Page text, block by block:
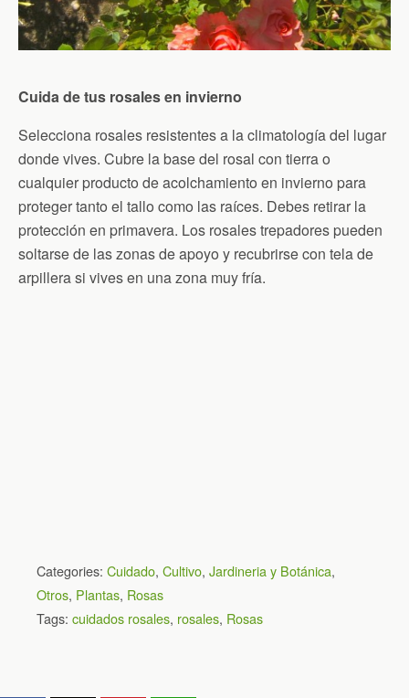
Cuida de tus rosales en invierno
Selecciona rosales resistentes a la climatología del lugar
donde vives. Cubre la base del rosal con tierra o
cualquier producto de acolchamiento en invierno para
proteger tanto el tallo como las raíces. Debes retirar la
protección en primavera. Los rosales trepadores pueden
soltarse de las zonas de apoyo y recubrirse con tela de
arpillera si vives en una zona muy fría.
Categories: Cuidado, Cultivo, Jardineria y Botánica,
Otros, Plantas, Rosas
Tags: cuidados rosales, rosales, Rosas